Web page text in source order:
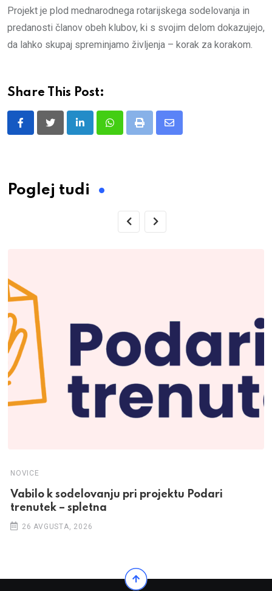
Projekt je plod mednarodnega rotarijskega sodelovanja in
predanosti članov obeh klubov, ki s svojim delom dokazujejo,
da lahko skupaj spreminjamo življenja – korak za korakom.
Share This Post:
LinkedInWhatsappPrint
Share
Poglej tudi
NOVICE
Vabilo k sodelovanju pri projektu Podari
trenutek – spletna
26 AVGUSTA, 2026